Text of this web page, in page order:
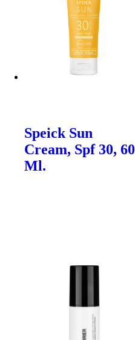
Speick Sun
Cream, Spf 30, 60
Ml.